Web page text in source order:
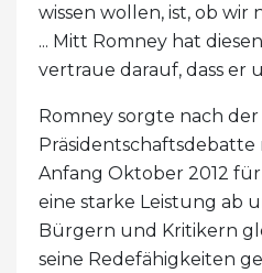
wissen wollen, ist, ob wir
... Mitt Romney hat
vertraue darauf, dass er
Romney sorgte nach
Präsidentschaftsdebatte
Anfang Oktober 2012
eine starke Leistung ab
Bürgern und Kritikern
seine Redefähigkeiten